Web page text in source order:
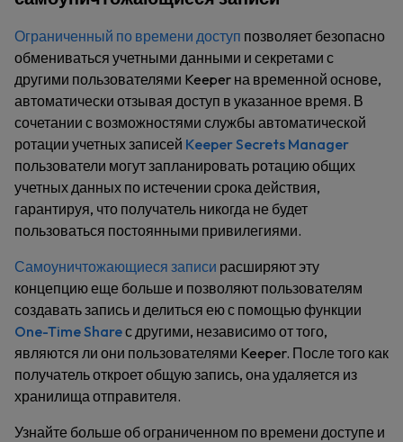
Ограниченный по времени доступ позволяет безопасно
обмениваться учетными данными и секретами с
другими пользователями Keeper на временной основе,
автоматически отзывая доступ в указанное время. В
сочетании с возможностями службы автоматической
ротации учетных записей Keeper Secrets Manager
пользователи могут запланировать ротацию общих
учетных данных по истечении срока действия,
гарантируя, что получатель никогда не будет
пользоваться постоянными привилегиями.
Самоуничтожающиеся записи расширяют эту
концепцию еще больше и позволяют пользователям
создавать запись и делиться ею с помощью функции
One-Time Shareс другими, независимо от того,
являются ли они пользователями Keeper. После того как
получатель откроет общую запись, она удаляется из
хранилища отправителя.
Узнайте больше об ограниченном по времени доступе и